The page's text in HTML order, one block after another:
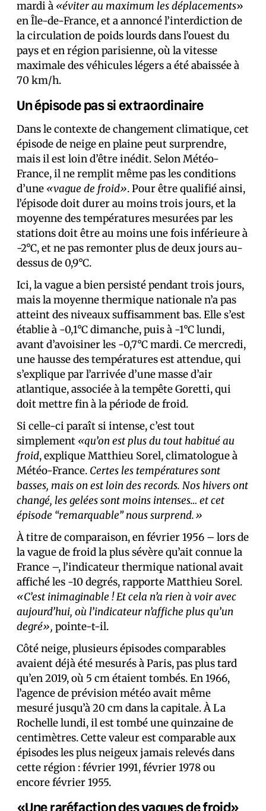
mardi à «éviter au maximum les déplacements»
en Île-de-France, et a annoncé l’interdiction de
la circulation de poids lourds dans l’ouest du
pays et en région parisienne, où la vitesse
maximale des véhicules légers a été abaissée à
70 km/h.
Un épisode pas si extraordinaire
Dans le contexte de changement climatique, cet
épisode de neige en plaine peut surprendre,
mais il est loin d’être inédit. Selon Météo-
France, il ne remplit même pas les conditions
d’une «vague de froid». Pour être qualifié ainsi,
l’épisode doit durer au moins trois jours, et la
moyenne des températures mesurées par les
stations doit être au moins une fois inférieure à
-2°C, et ne pas remonter plus de deux jours au-
dessus de 0,9°C.
Ici, la vague a bien persisté pendant trois jours,
mais la moyenne thermique nationale n’a pas
atteint des niveaux suffisamment bas. Elle s’est
établie à -0,1°C dimanche, puis à -1°C lundi,
avant d’avoisiner les -0,7°C mardi. Ce mercredi,
une hausse des températures est attendue, qui
s’explique par l’arrivée d’une masse d’air
atlantique, associée à la tempête Goretti, qui
doit mettre fin à la période de froid.
Si celle-ci paraît si intense, c’est tout
simplement «qu’on est plus du tout habitué au
froid, explique Matthieu Sorel, climatologue à
Météo-France. Certes les températures sont
basses, mais on est loin des records. Nos hivers ont
changé, les gelées sont moins intenses… et cet
épisode “remarquable” nous surprend.»
À titre de comparaison, en février 1956 – lors de
la vague de froid la plus sévère qu’ait connue la
France –, l’indicateur thermique national avait
affiché les -10 degrés, rapporte Matthieu Sorel.
«C’est inimaginable ! Et cela n’a rien à voir avec
aujourd’hui, où l’indicateur n’affiche plus qu’un
degré», pointe-t-il.
Côté neige, plusieurs épisodes comparables
avaient déjà été mesurés à Paris, pas plus tard
qu’en 2019, où 5 cm étaient tombés. En 1966,
l’agence de prévision météo avait même
mesuré jusqu’à 20 cm dans la capitale. À La
Rochelle lundi, il est tombé une quinzaine de
centimètres. Cette valeur est comparable aux
épisodes les plus neigeux jamais relevés dans
cette région : février 1991, février 1978 ou
encore février 1955.
«Une raréfaction des vagues de froid»